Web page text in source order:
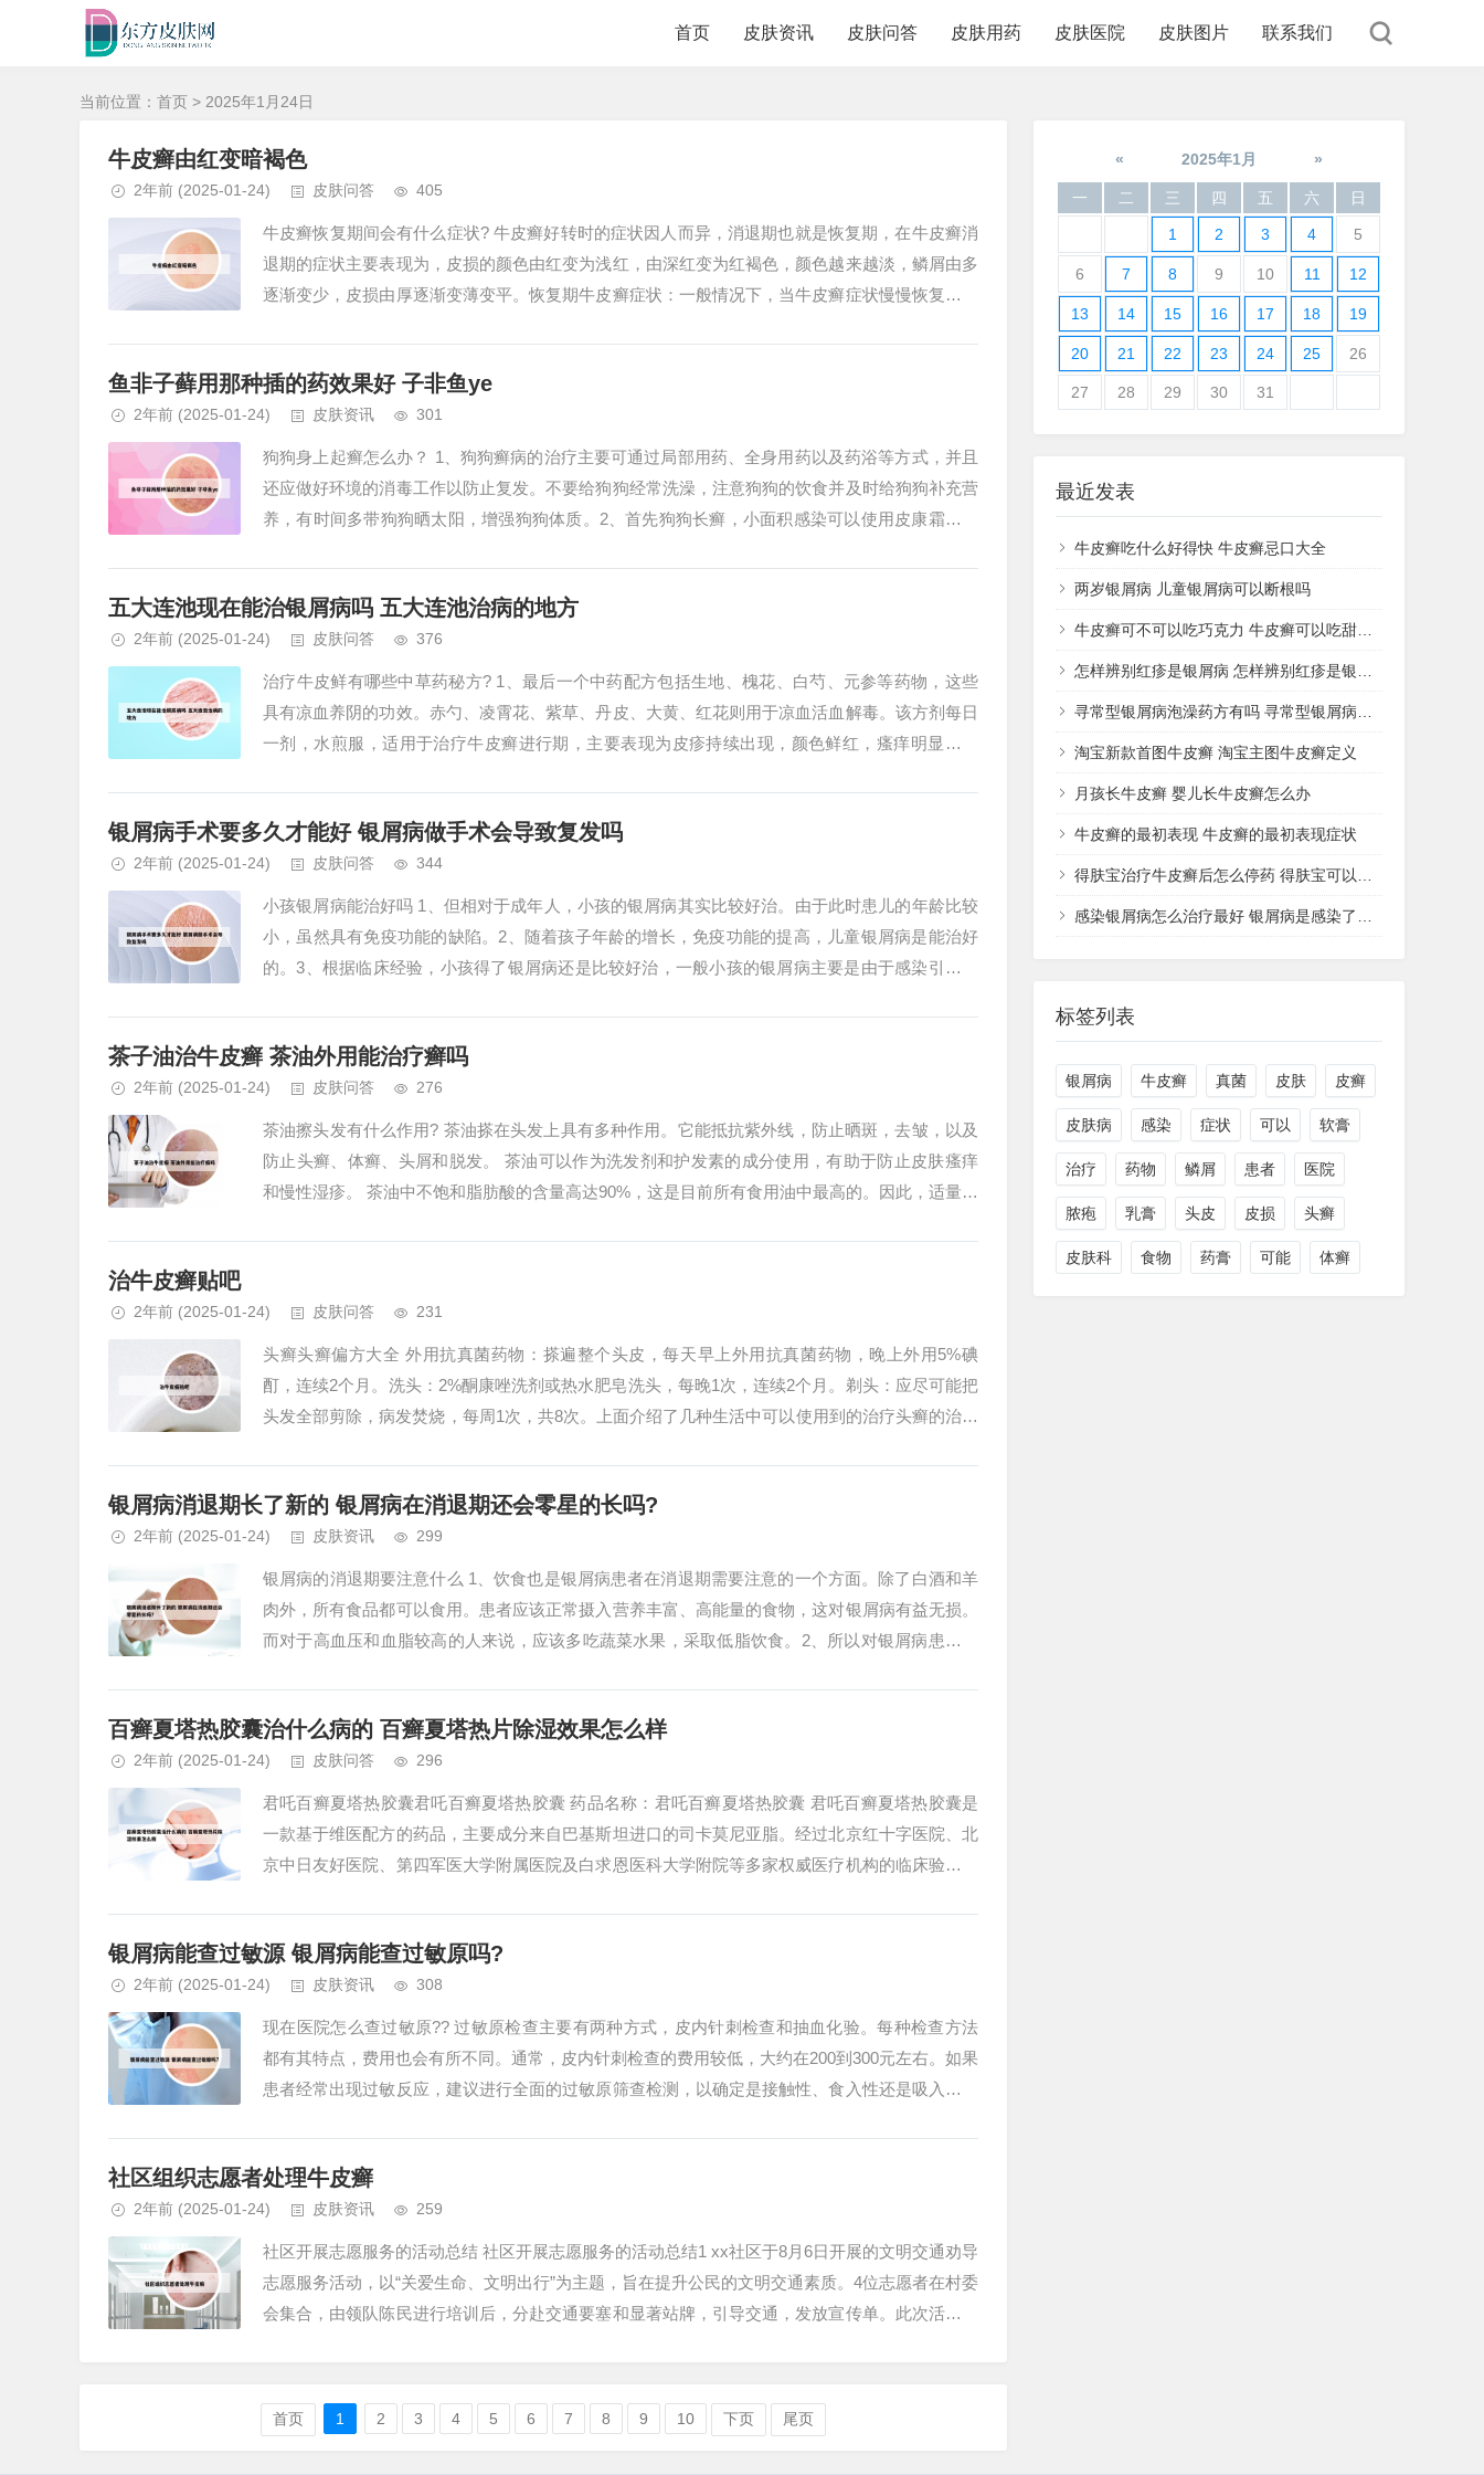
首页 皮肤资讯 皮肤问答 皮肤用药 皮肤医院 皮肤图片 联系我们
当前位置： 首页 > 2025年1月24日
牛皮癣由红变暗褐色
2年前 (2025-01-24) 皮肤问答 405
牛皮癣恢复期间会有什么症状? 牛皮癣好转时的症状因人而异，消退期也就是恢复期，在牛皮癣消
退期的症状主要表现为，皮损的颜色由红变为浅红，由深红变为红褐色，颜色越来越淡，鳞屑由多
逐渐变少，皮损由厚逐渐变薄变平。恢复期牛皮癣症状：一般情况下，当牛皮癣症状慢慢恢复时，
鱼非子藓用那种插的药效果好 子非鱼ye
2年前 (2025-01-24) 皮肤资讯 301
狗狗身上起癣怎么办？ 1、狗狗癣病的治疗主要可通过局部用药、全身用药以及药浴等方式，并且
还应做好环境的消毒工作以防止复发。不要给狗狗经常洗澡，注意狗狗的饮食并及时给狗狗补充营
养，有时间多带狗狗晒太阳，增强狗狗体质。2、首先狗狗长癣，小面积感染可以使用皮康霜、伊
五大连池现在能治银屑病吗 五大连池治病的地方
2年前 (2025-01-24) 皮肤问答 376
治疗牛皮鲜有哪些中草药秘方? 1、最后一个中药配方包括生地、槐花、白芍、元参等药物，这些
具有凉血养阴的功效。赤勺、凌霄花、紫草、丹皮、大黄、红花则用于凉血活血解毒。该方剂每日
一剂，水煎服，适用于治疗牛皮癣进行期，主要表现为皮疹持续出现，颜色鲜红，瘙痒明显等症
银屑病手术要多久才能好 银屑病做手术会导致复发吗
2年前 (2025-01-24) 皮肤问答 344
小孩银屑病能治好吗 1、但相对于成年人，小孩的银屑病其实比较好治。由于此时患儿的年龄比较
小，虽然具有免疫功能的缺陷。2、随着孩子年龄的增长，免疫功能的提高，儿童银屑病是能治好
的。3、根据临床经验，小孩得了银屑病还是比较好治，一般小孩的银屑病主要是由于感染引起，
茶子油治牛皮癣 茶油外用能治疗癣吗
2年前 (2025-01-24) 皮肤问答 276
茶油擦头发有什么作用? 茶油搽在头发上具有多种作用。它能抵抗紫外线，防止晒斑，去皱，以及
防止头癣、体癣、头屑和脱发。 茶油可以作为洗发剂和护发素的成分使用，有助于防止皮肤瘙痒
和慢性湿疹。 茶油中不饱和脂肪酸的含量高达90%，这是目前所有食用油中最高的。因此，适量使
治牛皮癣贴吧
2年前 (2025-01-24) 皮肤问答 231
头癣头癣偏方大全 外用抗真菌药物：搽遍整个头皮，每天早上外用抗真菌药物，晚上外用5%碘
酊，连续2个月。洗头：2%酮康唑洗剂或热水肥皂洗头，每晚1次，连续2个月。剃头：应尽可能把
头发全部剪除，病发焚烧，每周1次，共8次。上面介绍了几种生活中可以使用到的治疗头癣的治疗
银屑病消退期长了新的 银屑病在消退期还会零星的长吗?
2年前 (2025-01-24) 皮肤资讯 299
银屑病的消退期要注意什么 1、饮食也是银屑病患者在消退期需要注意的一个方面。除了白酒和羊
肉外，所有食品都可以食用。患者应该正常摄入营养丰富、高能量的食物，这对银屑病有益无损。
而对于高血压和血脂较高的人来说，应该多吃蔬菜水果，采取低脂饮食。2、所以对银屑病患者要
百癣夏塔热胶囊治什么病的 百癣夏塔热片除湿效果怎么样
2年前 (2025-01-24) 皮肤问答 296
君吒百癣夏塔热胶囊君吒百癣夏塔热胶囊 药品名称：君吒百癣夏塔热胶囊 君吒百癣夏塔热胶囊是
一款基于维医配方的药品，主要成分来自巴基斯坦进口的司卡莫尼亚脂。经过北京红十字医院、北
京中日友好医院、第四军医大学附属医院及白求恩医科大学附院等多家权威医疗机构的临床验证，
银屑病能查过敏源 银屑病能查过敏原吗?
2年前 (2025-01-24) 皮肤资讯 308
现在医院怎么查过敏原?? 过敏原检查主要有两种方式，皮内针刺检查和抽血化验。每种检查方法
都有其特点，费用也会有所不同。通常，皮内针刺检查的费用较低，大约在200到300元左右。如果
患者经常出现过敏反应，建议进行全面的过敏原筛查检测，以确定是接触性、食入性还是吸入性过
社区组织志愿者处理牛皮癣
2年前 (2025-01-24) 皮肤资讯 259
社区开展志愿服务的活动总结 社区开展志愿服务的活动总结1 xx社区于8月6日开展的文明交通劝导
志愿服务活动，以“关爱生命、文明出行”为主题，旨在提升公民的文明交通素质。4位志愿者在村委
会集合，由领队陈民进行培训后，分赴交通要塞和显著站牌，引导交通，发放宣传单。此次活动提
首页 1 2 3 4 5 6 7 8 9 10 下页 尾页
« 2025年1月 »
一 二 三 四 五 六 日
1 2 3 4 5
6 7 8 9 10 11 12
13 14 15 16 17 18 19
20 21 22 23 24 25 26
27 28 29 30 31
最近发表
牛皮癣吃什么好得快 牛皮癣忌口大全
两岁银屑病 儿童银屑病可以断根吗
牛皮癣可不可以吃巧克力 牛皮癣可以吃甜品吗
怎样辨别红疹是银屑病 怎样辨别红疹是银屑病还是湿疹
寻常型银屑病泡澡药方有吗 寻常型银屑病用什么药洗
淘宝新款首图牛皮癣 淘宝主图牛皮癣定义
月孩长牛皮癣 婴儿长牛皮癣怎么办
牛皮癣的最初表现 牛皮癣的最初表现症状
得肤宝治疗牛皮癣后怎么停药 得肤宝可以治疗湿疹吗
感染银屑病怎么治疗最好 银屑病是感染了什么病菌
标签列表
银屑病 牛皮癣 真菌 皮肤 皮癣
皮肤病 感染 症状 可以 软膏
治疗 药物 鳞屑 患者 医院
脓疱 乳膏 头皮 皮损 头癣
皮肤科 食物 药膏 可能 体癣